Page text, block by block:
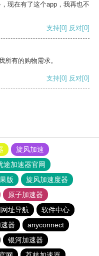
现在有了这个app，我再也不
支持[0] 反对[0]
所有的购物需求。
支持[0] 反对[0]
旋风加速
途加速器官网
版
旋风加速度器
原子加速器
址导航
软件中心
器
anyconnect
银河加速器